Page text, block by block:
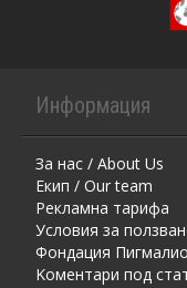
Информация
За нас / About Us
Екип / Our team
Рекламна тарифа
Условия за
Фондация
Kоментaри под